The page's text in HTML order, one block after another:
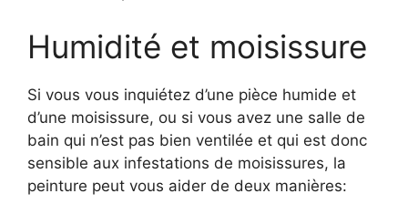
Humidité et moisissure
Si vous vous inquiétez d’une pièce humide et
d’une moisissure, ou si vous avez une salle de
bain qui n’est pas bien ventilée et qui est donc
sensible aux infestations de moisissures, la
peinture peut vous aider de deux manières: